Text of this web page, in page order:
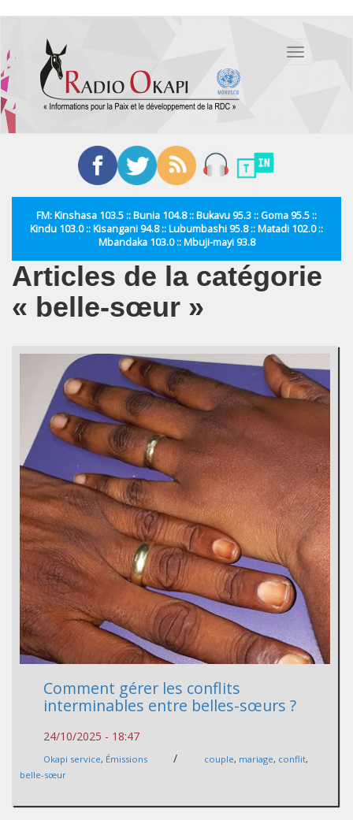
contenu
principal
Toggle
FM: Kinshasa 103.5 :: Bunia 104.8 :: Bukavu 95.3 :: Goma 95.5 ::
Kindu 103.0 :: Kisangani 94.8 :: Lubumbashi 95.8 :: Matadi 102.0 ::
Mbandaka 103.0 :: Mbuji-mayi 93.8
Articles de la catégorie
« belle-sœur »
Comment gérer les conflits
interminables entre belles-sœurs ?
24/10/2025 - 18:47
Okapi service, Émissions / couple, mariage, conflit,
belle-sœur